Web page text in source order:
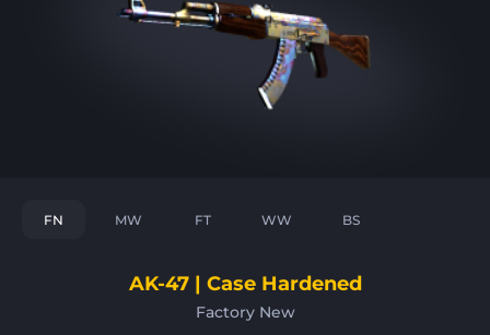
FN MW FT WW BS
AK-47 | Case Hardened
Factory New